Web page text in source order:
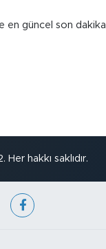
en güncel son dakika
hakkı saklıdır.